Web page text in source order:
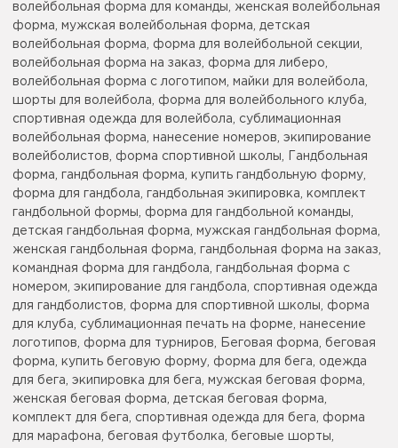
волейбольная форма для команды, женская волейбольная
форма, мужская волейбольная форма, детская
волейбольная форма, форма для волейбольной секции,
волейбольная форма на заказ, форма для либеро,
волейбольная форма с логотипом, майки для волейбола,
шорты для волейбола, форма для волейбольного клуба,
спортивная одежда для волейбола, сублимационная
волейбольная форма, нанесение номеров, экипирование
волейболистов, форма спортивной школы, Гандбольная
форма, гандбольная форма, купить гандбольную форму,
форма для гандбола, гандбольная экипировка, комплект
гандбольной формы, форма для гандбольной команды,
детская гандбольная форма, мужская гандбольная форма,
женская гандбольная форма, гандбольная форма на заказ,
командная форма для гандбола, гандбольная форма с
номером, экипирование для гандбола, спортивная одежда
для гандболистов, форма для спортивной школы, форма
для клуба, сублимационная печать на форме, нанесение
логотипов, форма для турниров, Беговая форма, беговая
форма, купить беговую форму, форма для бега, одежда
для бега, экипировка для бега, мужская беговая форма,
женская беговая форма, детская беговая форма,
комплект для бега, спортивная одежда для бега, форма
для марафона, беговая футболка, беговые шорты,